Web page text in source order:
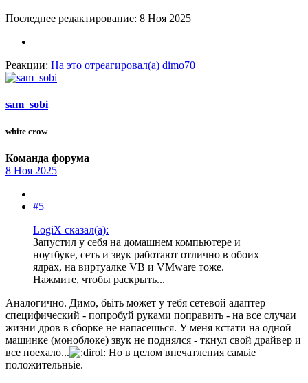
Последнее редактирование: 8 Ноя 2025
Реакции: На это отреагировал(а) dimo70
sam_sobi
white crow
Команда форума
8 Ноя 2025
#5
LogiX сказал(а):
Запустил у себя на домашнем компьютере и
ноутбуке, сеть и звук работают отлично в обоих
ядрах, на виртуалке VB и VMware тоже.
Нажмите, чтобы раскрыть...
Аналогично. Димо, бьіть может у тебя сетевой адаптер
специфический - попробуй руками поправить - на все случаи
жизни дров в сборке не напасешься. У меня кстати на одной
машинке (моноблоке) звук не поднялся - ткнул свой драйвер и
все поехало...
Но в целом впечатления самьіе
положительньіе.